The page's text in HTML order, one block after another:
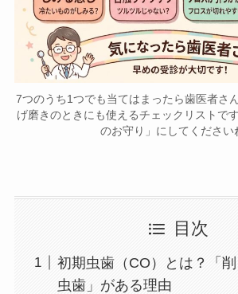
7つのうち1つでも当てはまったら歯医者さ
げ磨きのときにも使えるチェックリストで
のお守り」にしてください
目次
初期虫歯（CO）とは？「
虫歯」がある理由